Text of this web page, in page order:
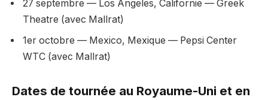
27 septembre — Los Angeles, Californie — Greek
Theatre (avec Mallrat)
1er octobre — Mexico, Mexique — Pepsi Center
WTC (avec Mallrat)
Dates de tournée au Royaume-Uni et en